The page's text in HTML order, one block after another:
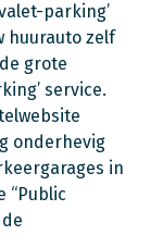
parking’
huurauto zelf
grote
service.
onderhevig
in
“Public